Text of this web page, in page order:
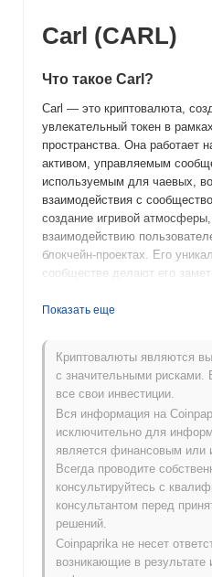
Carl (CARL)
Что такое Carl?
Carl — это криптовалюта,
увлекательный токен в
пространства. Она работает
активом, управляемым
используемым для чаевых,
взаимодействия с
создание игривой
взаимодействию
блокчейн-проектах. Его
сообществе делают его
Carl (CARL) был запущен в
разработчиков, увлеченных
криптовалюты. Изначально
децентрализованных биржах,
благодаря своему
ориентированным на
внимание на вовлеченности
быстро завоевать преданное
пространстве.
Что ожидает Carl в
Carl готов сделать
Показать еще
Криптовалюты являются
с значительными рисками.
все свои инвестиции.
Вся информация на
исключительно для
является финансовым или
Всегда проводите
консультируйтесь с
консультантом перед
решений.
Coinpaprika не несет
возникающие в результате